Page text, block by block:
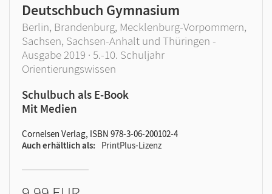
Deutschbuch Gymnasium
Berlin, Brandenburg, Mecklenburg-Vorpommern,
Sachsen, Sachsen-Anhalt und Thüringen -
Ausgabe 2019 · 5.-10. Schuljahr
Orientierungswissen
Schulbuch als E-Book
Mit Medien
Cornelsen Verlag, ISBN 978-3-06-200102-4
Auch erhältlich als
PrintPlus-Lizenz